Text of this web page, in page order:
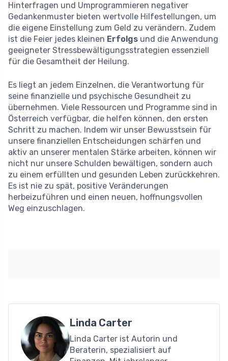
Hinterfragen und Umprogrammieren negativer
Gedankenmuster bieten wertvolle Hilfestellungen, um
die eigene Einstellung zum Geld zu verändern. Zudem
ist die Feier jedes kleinen Erfolgs und die Anwendung
geeigneter Stressbewältigungsstrategien essenziell
für die Gesamtheit der Heilung.
Es liegt an jedem Einzelnen, die Verantwortung für
seine finanzielle und psychische Gesundheit zu
übernehmen. Viele Ressourcen und Programme sind in
Österreich verfügbar, die helfen können, den ersten
Schritt zu machen. Indem wir unser Bewusstsein für
unsere finanziellen Entscheidungen schärfen und
aktiv an unserer mentalen Stärke arbeiten, können wir
nicht nur unsere Schulden bewältigen, sondern auch
zu einem erfüllten und gesunden Leben zurückkehren.
Es ist nie zu spät, positive Veränderungen
herbeizuführen und einen neuen, hoffnungsvollen
Weg einzuschlagen.
Linda Carter
Linda Carter ist Autorin und
Beraterin, spezialisiert auf